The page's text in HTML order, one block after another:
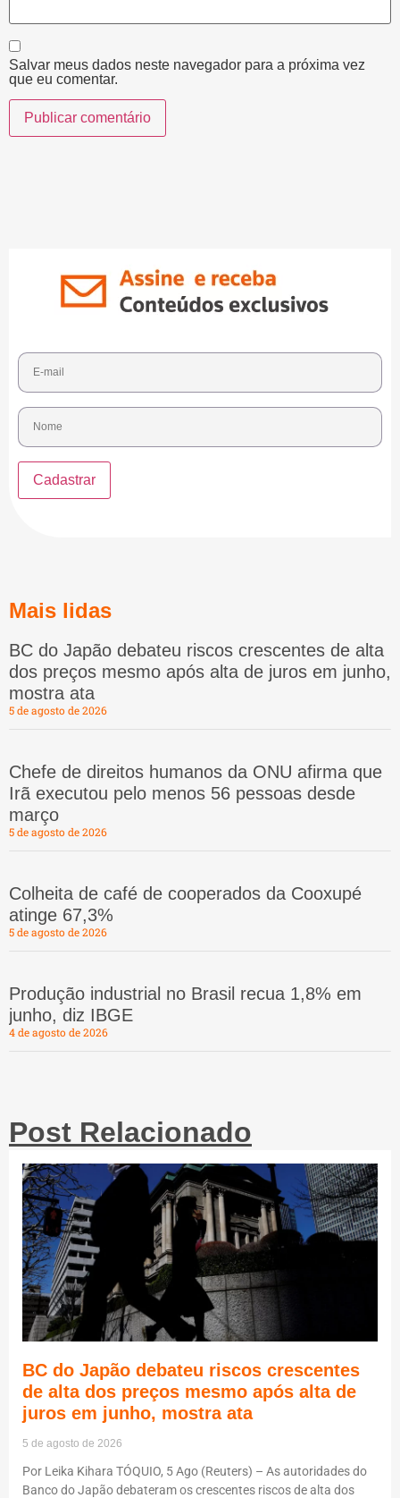
Salvar meus dados neste navegador para a próxima vez
que eu comentar.
Mais lidas
BC do Japão debateu riscos crescentes de alta
dos preços mesmo após alta de juros em junho,
mostra ata
5 de agosto de 2026
Chefe de direitos humanos da ONU afirma que
Irã executou pelo menos 56 pessoas desde
março
5 de agosto de 2026
Colheita de café de cooperados da Cooxupé
atinge 67,3%
5 de agosto de 2026
Produção industrial no Brasil recua 1,8% em
junho, diz IBGE
4 de agosto de 2026
Post Relacionado
BC do Japão debateu riscos crescentes
de alta dos preços mesmo após alta de
juros em junho, mostra ata
5 de agosto de 2026
Por Leika Kihara TÓQUIO, 5 Ago (Reuters) – As autoridades do
Banco do Japão debateram os crescentes riscos de alta dos